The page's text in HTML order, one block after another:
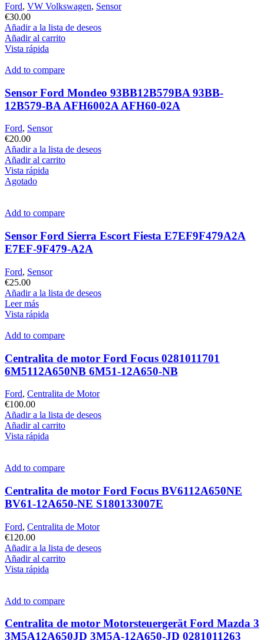
Ford, VW Volkswagen, Sensor
€30.00
Añadir a la lista de deseos
Añadir al carrito
Vista rápida
Add to compare
Sensor Ford Mondeo 93BB12B579BA 93BB-
12B579-BA AFH6002A AFH60-02A
Ford, Sensor
€20.00
Añadir a la lista de deseos
Añadir al carrito
Vista rápida
Agotado
Add to compare
Sensor Ford Sierra Escort Fiesta E7EF9F479A2A
E7EF-9F479-A2A
Ford, Sensor
€25.00
Añadir a la lista de deseos
Leer más
Vista rápida
Add to compare
Centralita de motor Ford Focus 0281011701
6M5112A650NB 6M51-12A650-NB
Ford, Centralita de Motor
€100.00
Añadir a la lista de deseos
Añadir al carrito
Vista rápida
Add to compare
Centralita de motor Ford Focus BV6112A650NE
BV61-12A650-NE S180133007E
Ford, Centralita de Motor
€120.00
Añadir a la lista de deseos
Añadir al carrito
Vista rápida
Add to compare
Centralita de motor Motorsteuergerät Ford Mazda 3
3M5A12A650JD 3M5A-12A650-JD 0281011263